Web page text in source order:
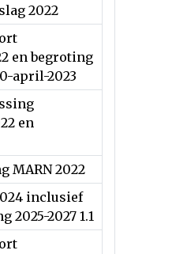
2022
en begroting
april-2023
en
MARN 2022
inclusief
2025-2027 1.1